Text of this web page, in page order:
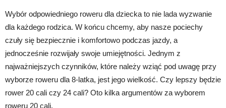
Wybór odpowiedniego roweru dla dziecka to nie lada wyzwanie
dla każdego rodzica. W końcu chcemy, aby nasze pociechy
czuły się bezpiecznie i komfortowo podczas jazdy, a
jednocześnie rozwijały swoje umiejętności. Jednym z
najważniejszych czynników, które należy wziąć pod uwagę przy
wyborze roweru dla 8-latka, jest jego wielkość. Czy lepszy będzie
rower 20 cali czy 24 cali? Oto kilka argumentów za wyborem
roweru 20 cali.